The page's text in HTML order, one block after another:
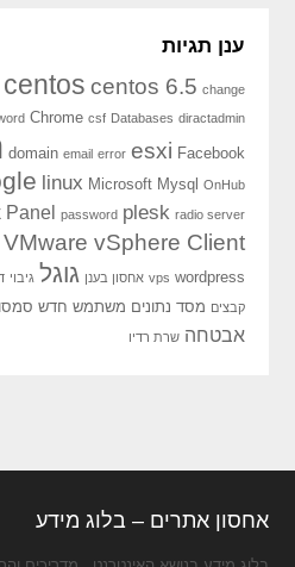
ענן תגיות
centos centos 6.5 change
Chrome csf Databases diractadmin
domain email error esxi Facebook
linux Microsoft Mysql OnHub
password plesk radio server
VMware vSphere Client
vps wordpress אחסון בענן גוגל גיבוי
קבצים מסד נתונים משתמש חדש
אבטחה שרת רדיו
אחסון אתרים – בלוג מידע